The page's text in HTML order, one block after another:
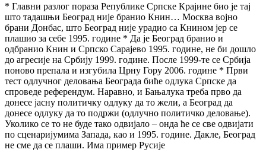
* Главни разлог пораза Републике Српске Крајине био је тај
што тадашњи Београд није бранио Книн… Москва војно
брани Донбас, што Београд није урадио са Книном јер се
плашио за себе 1995. године * Да је Београд бранио и
одбранио Книн и Српско Сарајево 1995. године, не би дошло
до агресије на Србију 1999. године. После 1999-те се Србија
поново препала и изгубила Црну Гору 2006. године * Први
тест одлучног деловања Београда биће одлука Српске да
спроведе референдум. Наравно, и Бањалука треба прво да
донесе јасну политичку одлуку да то жели, а Београд да
донесе одлуку да то подржи (одлучно политичко деловање).
Уколико се то не буде тако одвијало – онда ће се све одвијати
по сценаријумима Запада, као и 1995. године. Дакле, Београд
не сме да се плаши. Има пример Русије